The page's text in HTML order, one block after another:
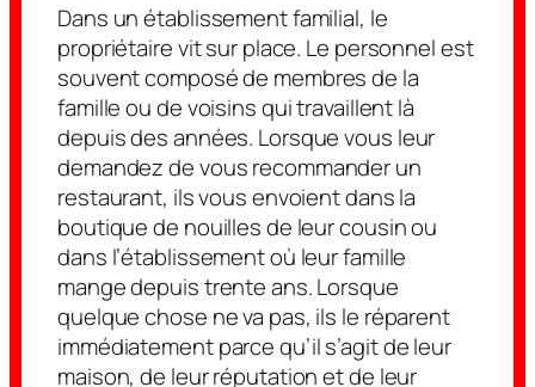
Dans un établissement familial, le
propriétaire vit sur place. Le personnel est
souvent composé de membres de la
famille ou de voisins qui travaillent là
depuis des années. Lorsque vous leur
demandez de vous recommander un
restaurant, ils vous envoient dans la
boutique de nouilles de leur cousin ou
dans l’établissement où leur famille
mange depuis trente ans. Lorsque
quelque chose ne va pas, ils le réparent
immédiatement parce qu’il s’agit de leur
maison, de leur réputation et de leur